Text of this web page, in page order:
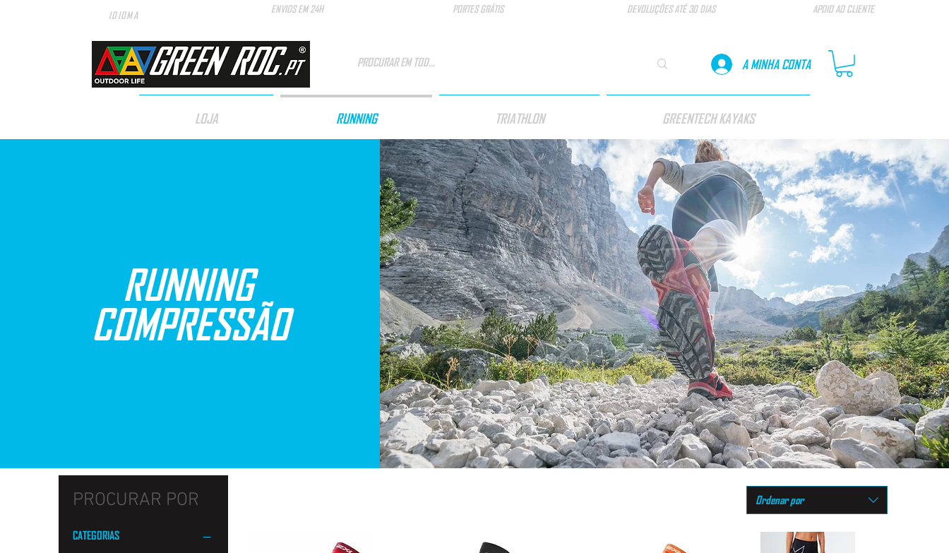
IDIOMA
ENVIOS EM 24H PORTES GRÁTIS DEVOLUÇÕES ATÉ 30 DIAS
A MINHA CONTA
APOIO AO CLIENTE
LOJA RUNNING TRIATHLON GREENTECH KAYAKS
RUNNING
COMPRESSÃO
PROCURAR POR
CATEGORIAS
Ordenar por